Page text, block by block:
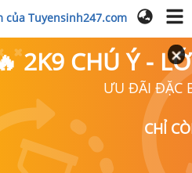
của Tuyensinh247.com
2K9 CHÚ Ý -
ƯU ĐÃI ĐẶC
CHỈ